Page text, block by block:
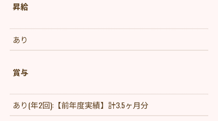
昇給
あり
賞与
あり(年2回):【前年度実績】計3.5ヶ月分